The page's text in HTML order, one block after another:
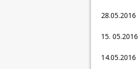
15.